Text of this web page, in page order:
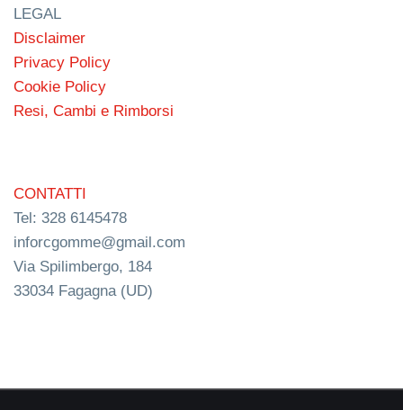
LEGAL
Disclaimer
Privacy Policy
Cookie Policy
Resi, Cambi e Rimborsi
CONTATTI
Tel: 328 6145478
inforcgomme@gmail.com
Via Spilimbergo, 184
33034 Fagagna (UD)